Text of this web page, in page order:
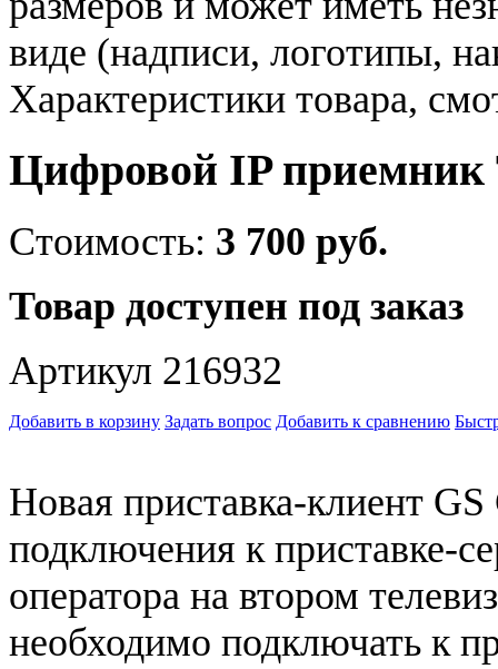
виде (надписи, логотипы,
Характеристики товара,
Цифровой IP приемник
Стоимость: 3 700 руб.
Товар доступен под заказ
Артикул 216932
Добавить в корзину Задать вопрос Добавить к сравнению
Новая приставка-клиент
подключения к приставке-
оператора на втором
необходимо подключать к